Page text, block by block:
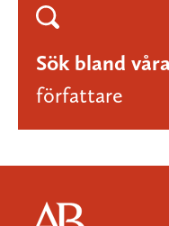
Sök bland våra
författare